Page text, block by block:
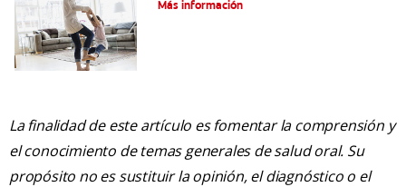
Más información
La finalidad de este artículo es fomentar la comprensión y
el conocimiento de temas generales de salud oral. Su
propósito no es sustituir la opinión, el diagnóstico o el